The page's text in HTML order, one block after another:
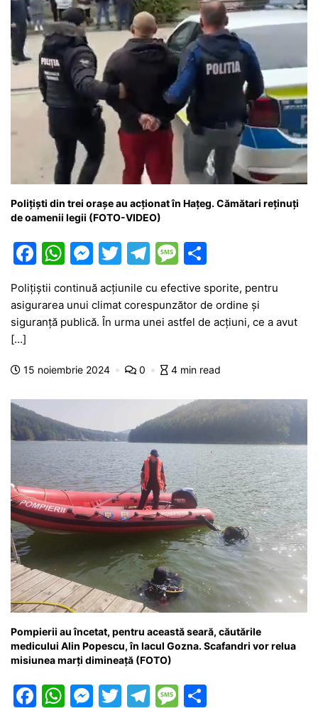
Polițiști din trei orașe au acționat în Hațeg. Cămătari reținuți
de oamenii legii (FOTO-VIDEO)
F
a
c
e
o
k
W
h
at
s
p
M
s
s
n
T
w
itt
er
T
e
gr
m
M
e
s
s
g
ar
ta
je
z
Polițiștii continuă acțiunile cu efective sporite, pentru
asigurarea unui climat corespunzător de ordine și
siguranță publică. În urma unei astfel de acțiuni, ce a avut
[…]
15 noiembrie 2024 0 4 min read
Pompierii au încetat, pentru această seară, căutările
medicului Alin Popescu, în lacul Gozna. Scafandri vor relua
misiunea marți dimineață (FOTO)
F
W M T
T
M